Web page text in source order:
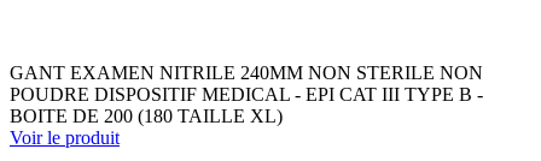
GANT EXAMEN NITRILE 240MM NON STERILE NON
POUDRE DISPOSITIF MEDICAL - EPI CAT III TYPE B -
BOITE DE 200 (180 TAILLE XL)
Voir le produit